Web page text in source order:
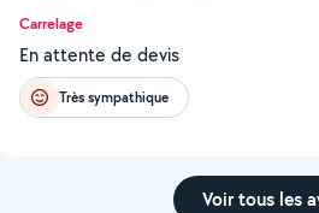
Carrelage
En attente de devis
Très sympathique
Voir tous les